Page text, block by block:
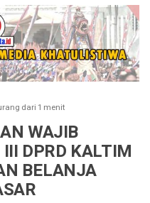
dari 1 menit
WAJIB
DPRD KALTIM
BELANJA